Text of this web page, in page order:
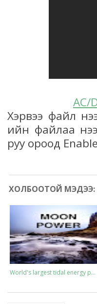
AC/
Хэрвээ файл
ийн файлаа
руу ороод
ХОЛБООТОЙ МЭДЭЭ:
World's largest tidal energy p...